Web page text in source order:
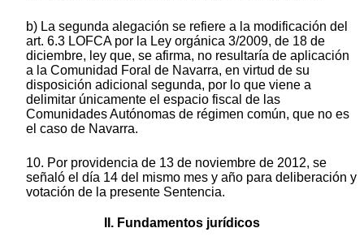
b) La segunda alegación se refiere a la modificación del
art. 6.3 LOFCA por la Ley orgánica 3/2009, de 18 de
diciembre, ley que, se afirma, no resultaría de aplicación
a la Comunidad Foral de Navarra, en virtud de su
disposición adicional segunda, por lo que viene a
delimitar únicamente el espacio fiscal de las
Comunidades Autónomas de régimen común, que no es
el caso de Navarra.
10. Por providencia de 13 de noviembre de 2012, se
señaló el día 14 del mismo mes y año para deliberación y
votación de la presente Sentencia.
II. Fundamentos jurídicos